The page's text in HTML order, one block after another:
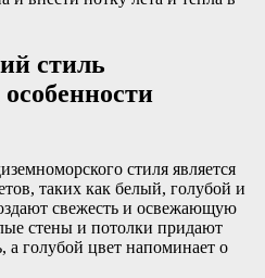
стиль
стиля является
таких как белый, голубой и
свежесть и освежающую
стены и потолки придают
а голубой цвет напоминает о